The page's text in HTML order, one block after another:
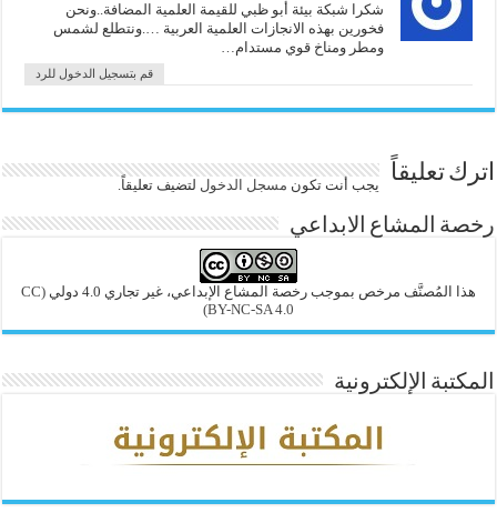
شكرا شبكة بيئة أبو ظبي للقيمة العلمية المضافة..ونحن
فخورين بهذه الانجازات العلمية العربية ….ونتطلع لشمس
ومطر ومناخ قوي مستدام…
قم بتسجيل الدخول للرد
اترك تعليقاً يجب أنت تكون مسجل الدخول لتضيف تعليقاً.
رخصة المشاع الابداعي
هذا المُصنَّف مرخص بموجب رخصة المشاع الإبداعي، غير تجاري 4.0 دولي
(CC
BY-NC-SA 4.0)
المكتبة الإلكترونية